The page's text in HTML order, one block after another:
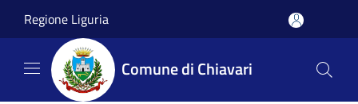
Regione Liguria
Comune di Chiavari